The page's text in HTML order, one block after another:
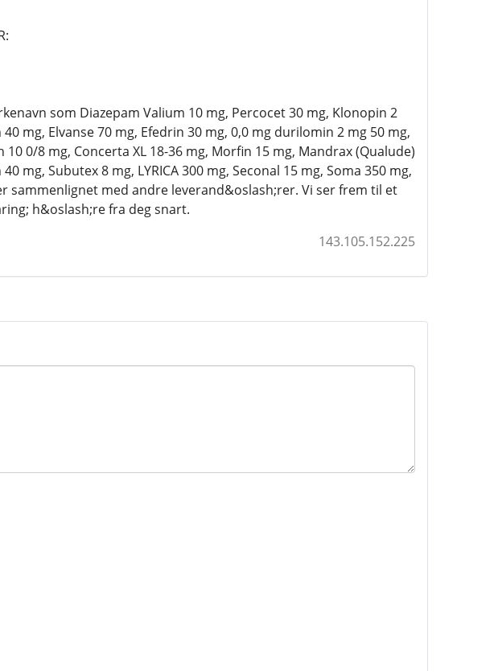
som Diazepam Valium 10 mg, Percocet 30 mg, Klonopin 2
mg, Elvanse 70 mg, Efedrin 30 mg, 0,0 mg durilomin 2 mg 50 mg,
0/8 mg, Concerta XL 18-36 mg, Morfin 15 mg, Mandrax (Qualude)
mg, Subutex 8 mg, LYRICA 300 mg, Seconal 15 mg, Soma 350 mg,
med andre leverand&oslash;rer. Vi ser frem til et
h&oslash;re fra deg snart.
143.105.152.225